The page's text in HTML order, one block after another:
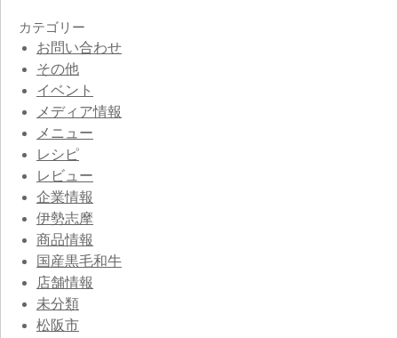
カテゴリー
お問い合わせ
その他
イベント
メディア情報
メニュー
レシピ
レビュー
企業情報
伊勢志摩
商品情報
国産黒毛和牛
店舗情報
未分類
松阪市